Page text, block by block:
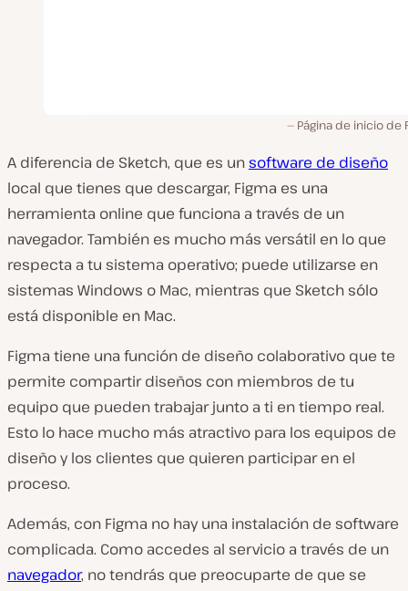
Página de inicio de
A diferencia de Sketch, que es unsoftware de diseño
local que tienes que descargar, Figma es una
herramienta online que funciona a través de un
navegador. También es mucho más versátil en lo que
respecta a tu sistema operativo; puede utilizarse en
sistemas Windows o Mac, mientras que Sketch sólo
está disponible en Mac.
Figma tiene una función de diseño colaborativo que te
permite compartir diseños con miembros de tu
equipo que pueden trabajar junto a ti en tiempo real.
Esto lo hace mucho más atractivo para los equipos de
diseño y los clientes que quieren participar en el
proceso.
Además, con Figma no hay una instalación de software
complicada. Como accedes al servicio a través de un
navegador, no tendrás que preocuparte de que se